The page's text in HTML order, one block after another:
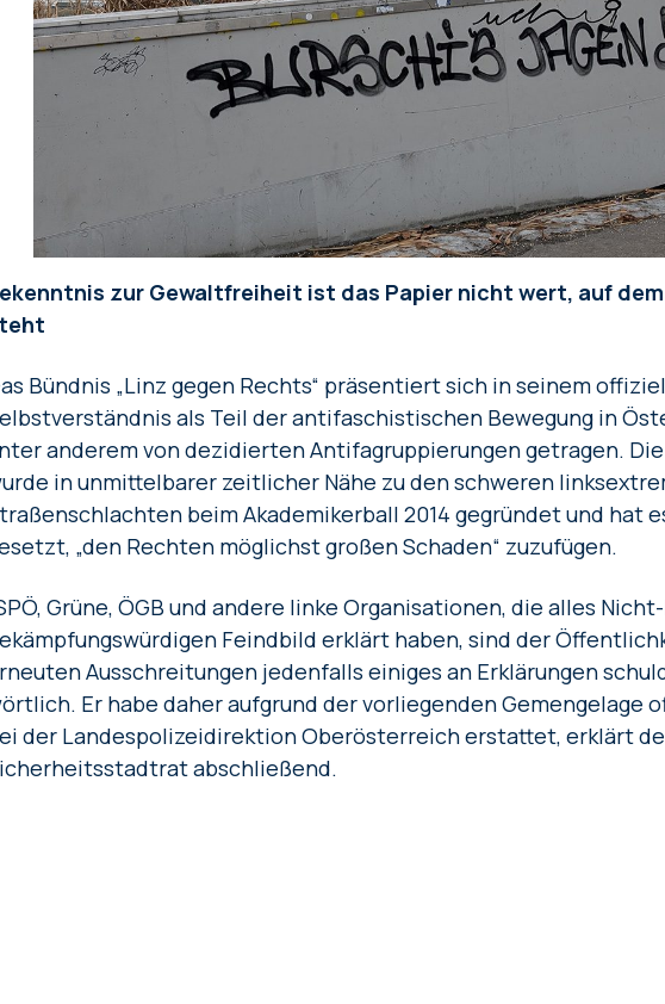
zur Gewaltfreiheit ist das Papier nicht wert, auf
Bündnis „Linz gegen Rechts“ präsentiert sich in seinem
als Teil der antifaschistischen Bewegung in
anderem von dezidierten Antifagruppierungen getragen.
in unmittelbarer zeitlicher Nähe zu den schweren
beim Akademikerball 2014 gegründet und hat
„den Rechten möglichst großen Schaden“ zuzufügen.
Grüne, ÖGB und andere linke Organisationen, die alles
Feindbild erklärt haben, sind der
Ausschreitungen jedenfalls einiges an Erklärungen
Er habe daher aufgrund der vorliegenden Gemengelage
der Landespolizeidirektion Oberösterreich erstattet, erklärt
abschließend.